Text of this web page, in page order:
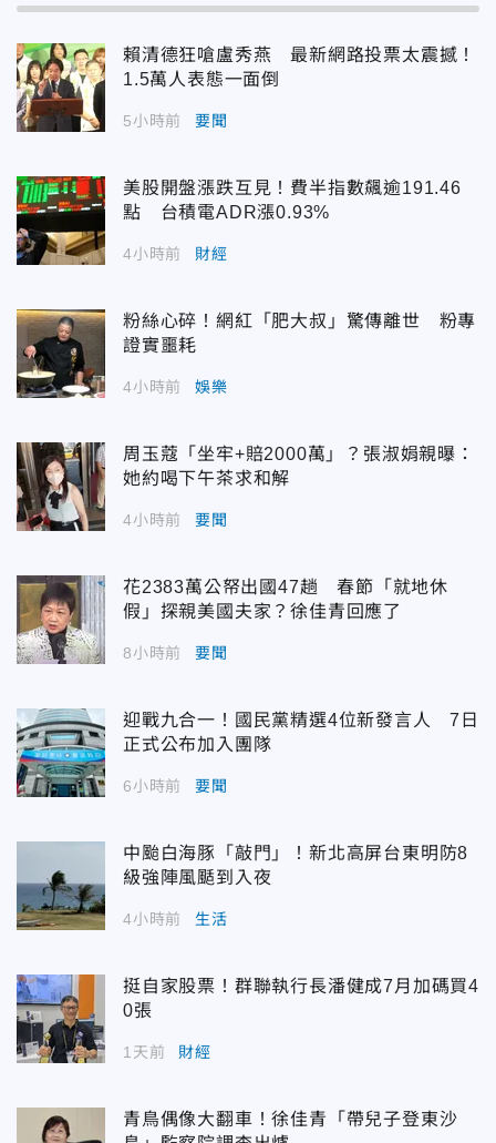
賴清德狂嗆盧秀燕 最新網路投票太震撼！
1.5萬人表態一面倒
5小時前 要聞
美股開盤漲跌互見！費半指數飆逾191.46
點 台積電ADR漲0.93%
4小時前 財經
粉絲心碎！網紅「肥大叔」驚傳離世 粉專
證實噩耗
4小時前 娛樂
周玉蔻「坐牢+賠2000萬」？張淑娟親曝：
她約喝下午茶求和解
4小時前 要聞
花2383萬公帑出國47趟 春節「就地休
假」探親美國夫家？徐佳青回應了
8小時前 要聞
迎戰九合一！國民黨精選4位新發言人 7日
正式公布加入團隊
6小時前 要聞
中颱白海豚「敲門」！新北高屏台東明防8
級強陣風颳到入夜
4小時前 生活
挺自家股票！群聯執行長潘健成7月加碼買4
0張
1天前 財經
青鳥偶像大翻車！徐佳青「帶兒子登東沙